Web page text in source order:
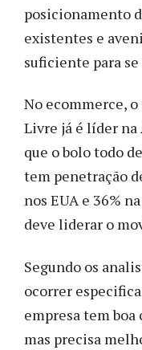
posicionamento
existentes e
suficiente para
No ecommerce,
Livre já é líder na
que o bolo todo
tem penetração
nos EUA e 36%
deve liderar o
Segundo os
ocorrer
empresa tem
mas precisa